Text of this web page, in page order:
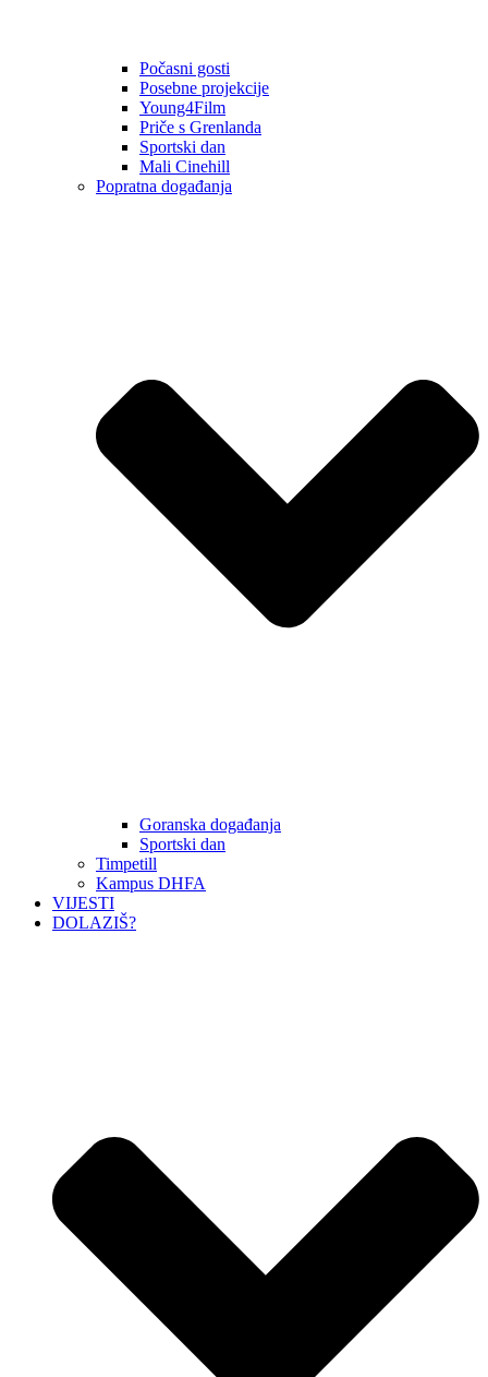
Počasni gosti
Posebne projekcije
Young4Film
Priče s Grenlanda
Sportski dan
Mali Cinehill
Popratna događanja
Goranska događanja
Sportski dan
Timpetill
Kampus DHFA
VIJESTI
DOLAZIŠ?